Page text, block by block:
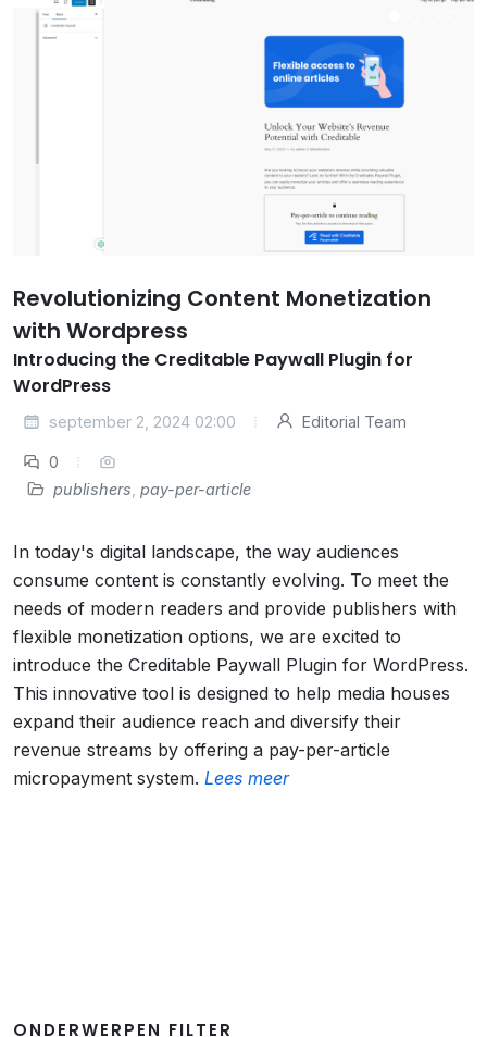
Revolutionizing Content Monetization
with Wordpress
Introducing the Creditable Paywall Plugin for
WordPress
september 2, 2024 02:00 Editorial Team
0
publishers pay-per-article
In today's digital landscape, the way audiences
consume content is constantly evolving. To meet the
needs of modern readers and provide publishers with
flexible monetization options, we are excited to
introduce the Creditable Paywall Plugin for WordPress.
This innovative tool is designed to help media houses
expand their audience reach and diversify their
revenue streams by offering a pay-per-article
micropayment system. Lees meer
ONDERWERPEN FILTER